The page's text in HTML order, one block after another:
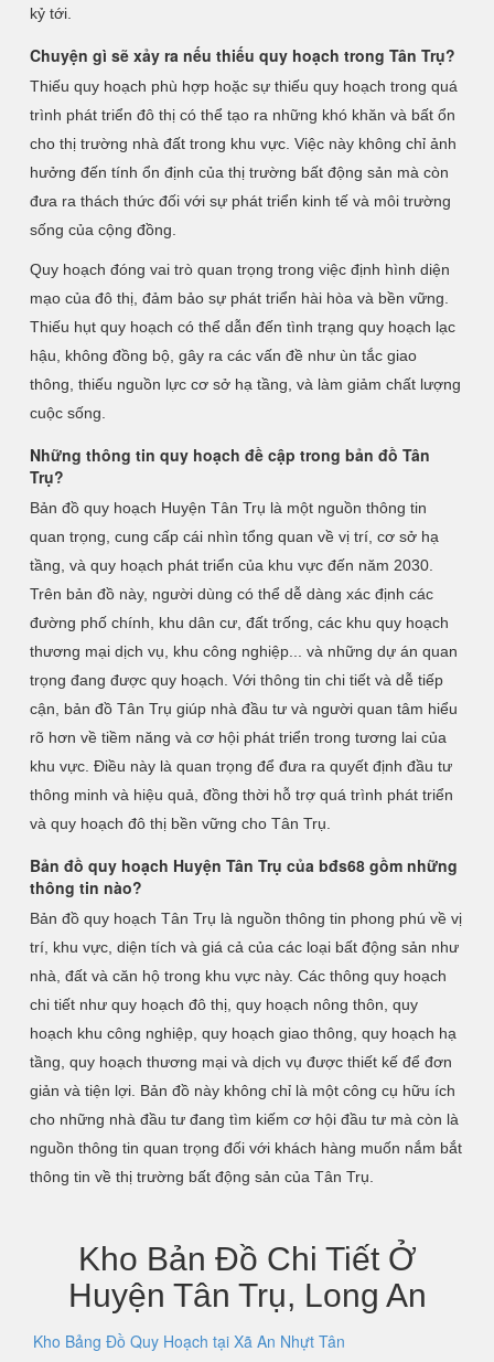
kỷ tới.
Chuyện gì sẽ xảy ra nếu thiếu quy hoạch trong Tân Trụ?
Thiếu quy hoạch phù hợp hoặc sự thiếu quy hoạch trong quá
trình phát triển đô thị có thể tạo ra những khó khăn và bất ổn
cho thị trường nhà đất trong khu vực. Việc này không chỉ ảnh
hưởng đến tính ổn định của thị trường bất động sản mà còn
đưa ra thách thức đối với sự phát triển kinh tế và môi trường
sống của cộng đồng.
Quy hoạch đóng vai trò quan trọng trong việc định hình diện
mạo của đô thị, đảm bảo sự phát triển hài hòa và bền vững.
Thiếu hụt quy hoạch có thể dẫn đến tình trạng quy hoạch lạc
hậu, không đồng bộ, gây ra các vấn đề như ùn tắc giao
thông, thiếu nguồn lực cơ sở hạ tầng, và làm giảm chất lượng
cuộc sống.
Những thông tin quy hoạch đề cập trong bản đồ Tân
Trụ?
Bản đồ quy hoạch Huyện Tân Trụ là một nguồn thông tin
quan trọng, cung cấp cái nhìn tổng quan về vị trí, cơ sở hạ
tầng, và quy hoạch phát triển của khu vực đến năm 2030.
Trên bản đồ này, người dùng có thể dễ dàng xác định các
đường phố chính, khu dân cư, đất trống, các khu quy hoạch
thương mại dịch vụ, khu công nghiệp... và những dự án quan
trọng đang được quy hoạch. Với thông tin chi tiết và dễ tiếp
cận, bản đồ Tân Trụ giúp nhà đầu tư và người quan tâm hiểu
rõ hơn về tiềm năng và cơ hội phát triển trong tương lai của
khu vực. Điều này là quan trọng để đưa ra quyết định đầu tư
thông minh và hiệu quả, đồng thời hỗ trợ quá trình phát triển
và quy hoạch đô thị bền vững cho Tân Trụ.
Bản đồ quy hoạch Huyện Tân Trụ của bđs68 gồm những
thông tin nào?
Bản đồ quy hoạch Tân Trụ là nguồn thông tin phong phú về vị
trí, khu vực, diện tích và giá cả của các loại bất động sản như
nhà, đất và căn hộ trong khu vực này. Các thông quy hoạch
chi tiết như quy hoạch đô thị, quy hoạch nông thôn, quy
hoạch khu công nghiệp, quy hoạch giao thông, quy hoạch hạ
tầng, quy hoạch thương mại và dịch vụ được thiết kế để đơn
giản và tiện lợi. Bản đồ này không chỉ là một công cụ hữu ích
cho những nhà đầu tư đang tìm kiếm cơ hội đầu tư mà còn là
nguồn thông tin quan trọng đối với khách hàng muốn nắm bắt
thông tin về thị trường bất động sản của Tân Trụ.
Kho Bản Đồ Chi Tiết Ở
Huyện Tân Trụ, Long An
Kho Bảng Đồ Quy Hoạch tại Xã An Nhựt Tân